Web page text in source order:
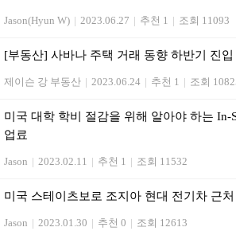
Jason(Hyun W) | 2023.06.27 | 추천 1 | 조회 11093
[부동산] 사바나 주택 거래 동향 하반기 진입
제이슨 강 부동산 | 2023.06.24 | 추천 1 | 조회
미국 대학 학비 절감을 위해 알아야 하는 In-
업료
Jason | 2023.02.11 | 추천 1 | 조회 11532
미국 스테이츠보로 조지아 현대 전기차 근
Jason | 2023.01.30 | 추천 0 | 조회 12613